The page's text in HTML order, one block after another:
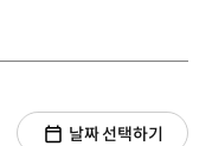
날짜 선택하기